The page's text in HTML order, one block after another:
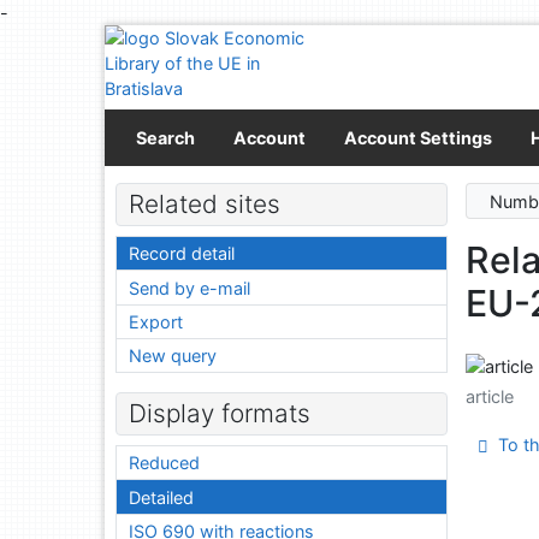
-
Go to content
Go to menu
Accessibility declaration
Search Account Account Settings
article
To
Related sites
Record detail
Send by e-mail
Export
New query
Display formats
Reduced
Detailed
ISO 690 with reactions